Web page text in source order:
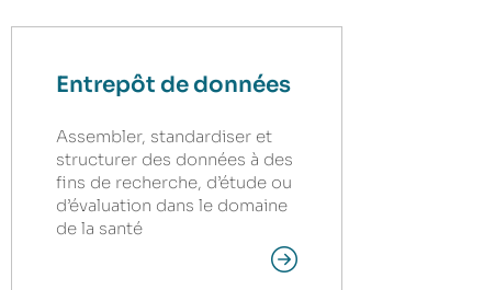
Entrepôt de données
Assembler, standardiser et
structurer des données à des
fins de recherche, d’étude ou
d’évaluation dans le domaine
de la santé